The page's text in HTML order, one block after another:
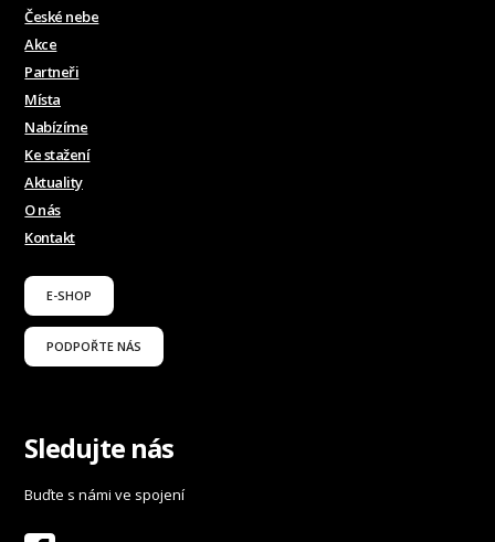
České nebe
Akce
Partneři
Místa
Nabízíme
Ke stažení
Aktuality
O nás
Kontakt
E-SHOP
PODPOŘTE NÁS
Sledujte nás
Buďte s námi ve spojení